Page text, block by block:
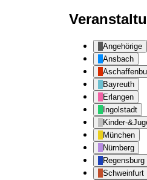
Angehörige
Ansbach
Bayreuth
Erlangen
Ingolstadt
Kinder-
München
Nürnberg
Regensburg
Schweinfurt